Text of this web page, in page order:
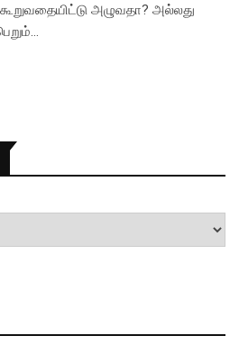
அழுவதா? அல்லது